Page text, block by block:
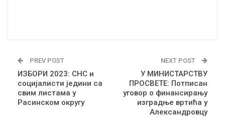
PREV POST
ИЗБОРИ 2023: СНС и
социјалисти једини са
свим листама у
Расинском округу
NEXT POST
У МИНИСТАРСТВУ
ПРОСВЕТЕ: Потписан
уговор о финансирању
изградње вртића у
Александровцу